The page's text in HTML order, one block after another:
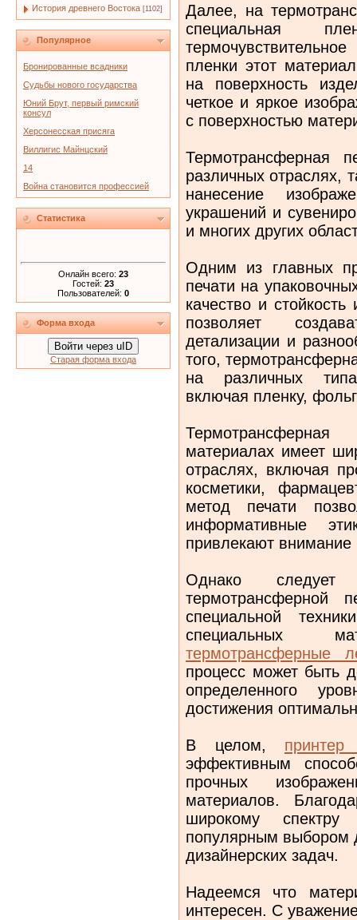
История древнего Востока [1102]
Популярное
Бронированные всадники
Судьбы нового государства
Юний Брут, первый римский
консул
Херсонесская присяга
Виллигис Майнцский
14
Война становится профессией
Статистика
Онлайн всего: 23
Гостей: 23
Пользователей: 0
Форма входа
Войти через uID
Старая форма входа
Далее, на
специальная
пленки этот
на поверхность
четкое и яркое
с поверхностью
Термотрансферная
различных отраслях,
нанесение
украшений и
и многих других
Одним из главных
печати на
качество и
позволяет
детализации и
того,
на различных
включая пленку,
материалах имеет
отраслях, включая
косметики,
метод печати
информативные
привлекают внимание
Однако
термотрансферной
специальной
специальных
термотрансферные
процесс может быть
определенного
достижения
В целом, принтер
эффективным
прочных
материалов.
широкому
популярным выбором
дизайнерских задач.
Надеемся что
интересен. С